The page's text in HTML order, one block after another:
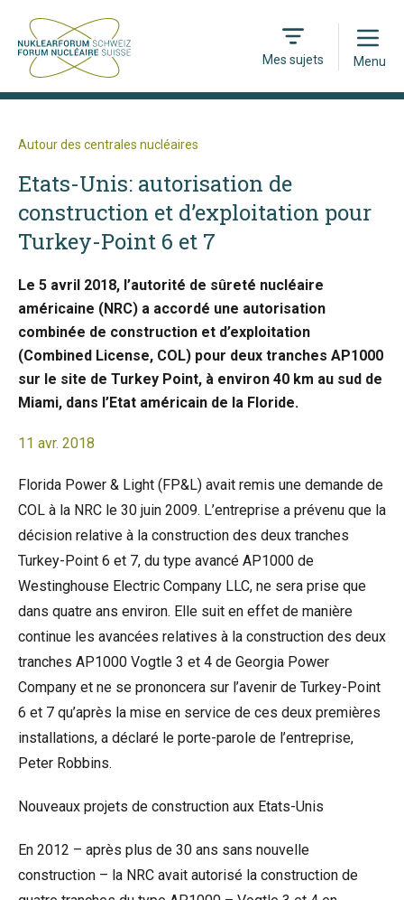
Mes sujets
Open
Menu
Autour des centrales nucléaires
Etats-Unis: autorisation de
construction et d’exploitation pour
Turkey-Point 6 et 7
Le 5 avril 2018, l’autorité de sûreté nucléaire
américaine (NRC) a accordé une autorisation
combinée de construction et d’exploitation
(Combined License, COL) pour deux tranches AP1000
sur le site de Turkey Point, à environ 40 km au sud de
Miami, dans l’Etat américain de la Floride.
11 avr. 2018
Florida Power & Light (FP&L) avait remis une demande de
COL à la NRC le 30 juin 2009. L’entreprise a prévenu que la
décision relative à la construction des deux tranches
Turkey-Point 6 et 7, du type avancé AP1000 de
Westinghouse Electric Company LLC, ne sera prise que
dans quatre ans environ. Elle suit en effet de manière
continue les avancées relatives à la construction des deux
tranches AP1000 Vogtle 3 et 4 de Georgia Power
Company et ne se prononcera sur l’avenir de Turkey-Point
6 et 7 qu’après la mise en service de ces deux premières
installations, a déclaré le porte-parole de l’entreprise,
Peter Robbins.
Nouveaux projets de construction aux Etats-Unis
En 2012 – après plus de 30 ans sans nouvelle
construction – la NRC avait autorisé la construction de